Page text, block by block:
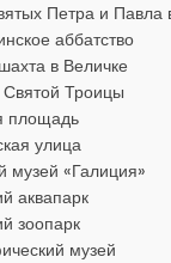
Петра и Павла
аббатство
в Величке
Троицы
площадь
улица
музей «Галиция»
аквапарк
зоопарк
музей